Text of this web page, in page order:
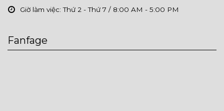
Giờ làm việc: Thứ 2 - Thứ 7 / 8:00 AM - 5:00 PM
Fanfage